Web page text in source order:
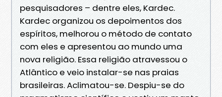
pesquisadores – dentre eles, Kardec.
Kardec organizou os depoimentos dos
espíritos, melhorou o método de contato
com eles e apresentou ao mundo uma
nova religião. Essa religião atravessou o
Atlântico e veio instalar-se nas praias
brasileiras. Aclimatou-se. Despiu-se do